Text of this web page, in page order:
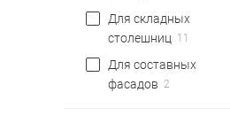
Для складных
столешниц 11
Для составных
фасадов 2